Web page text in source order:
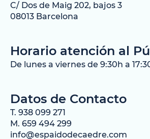
C/ Dos de Maig 202, bajos 3
08013 Barcelona
Horario atención al
De lunes a viernes de 9:30h a
Datos de Contacto
T. 938 099 271
M. 659 494 299
info@espaidodecaedre.com